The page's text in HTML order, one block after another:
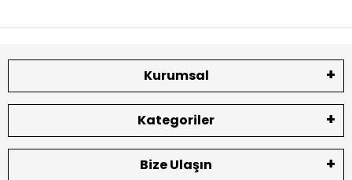
Kurumsal
Kategoriler
Bize Ulaşın